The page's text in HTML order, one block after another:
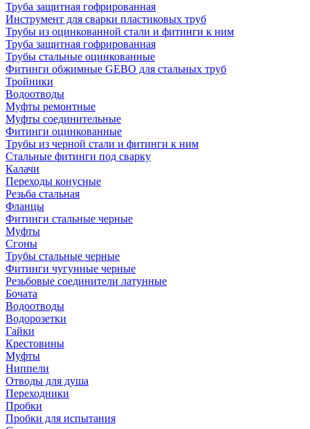
Труба защитная гофрированная
Инструмент для сварки пластиковых труб
Трубы из оцинкованной стали и фитинги к ним
Труба защитная гофрированная
Трубы стальные оцинкованные
Фитинги обжимные GEBO для стальных труб
Тройники
Водоотводы
Муфты ремонтные
Муфты соединительные
Фитинги оцинкованные
Трубы из черной стали и фитинги к ним
Стальные фитинги под сварку
Калачи
Переходы конусные
Резьба стальная
Фланцы
Фитинги стальные черные
Муфты
Сгоны
Трубы стальные черные
Фитинги чугунные черные
Резьбовые соединители латунные
Бочата
Водоотводы
Водорозетки
Гайки
Крестовины
Муфты
Ниппели
Отводы для душа
Переходники
Пробки
Пробки для испытания